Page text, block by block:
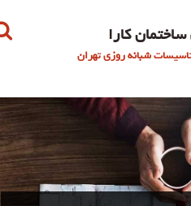
کارا
شبانه روزی تهران